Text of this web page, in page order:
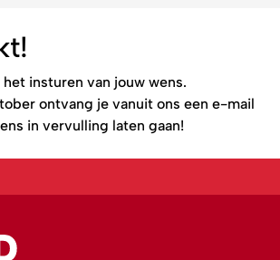
insturen van jouw wens.
ontvang je vanuit ons een e-mail
in vervulling laten gaan!